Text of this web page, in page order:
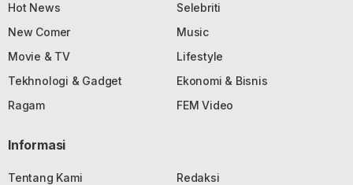
Hot News
Selebriti
New Comer
Music
Movie & TV
Lifestyle
Tekhnologi & Gadget
Ekonomi & Bisnis
Ragam
FEM Video
Informasi
Tentang Kami
Redaksi